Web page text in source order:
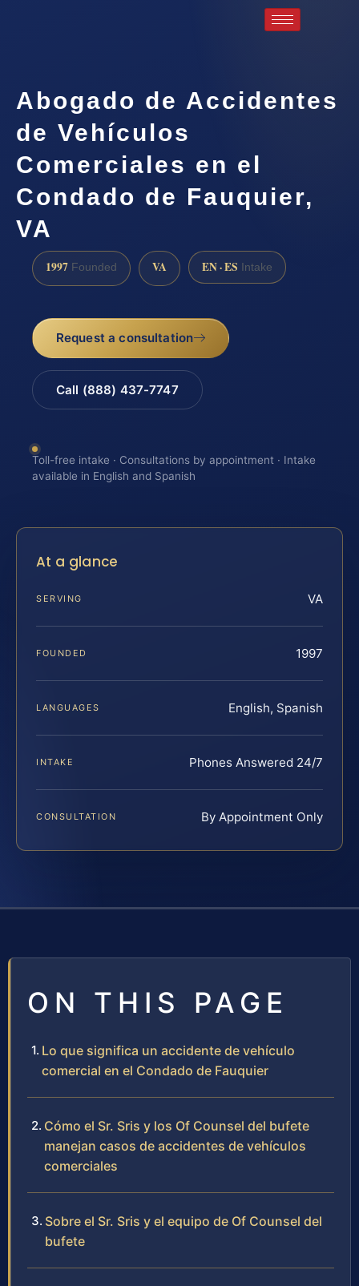
Abogado de Accidentes
de Vehículos
Comerciales en el
Condado de Fauquier,
VA
1997 Founded VA EN · ES Intake
Request a consultation
Call (888) 437-7747
Toll-free intake · Consultations by appointment · Intake
available in English and Spanish
At a glance
SERVING VA
FOUNDED 1997
LANGUAGES English, Spanish
INTAKE Phones Answered 24/7
CONSULTATION By Appointment Only
ON THIS PAGE
Lo que significa un accidente de vehículo
comercial en el Condado de Fauquier
Cómo el Sr. Sris y los Of Counsel del bufete
manejan casos de accidentes de vehículos
comerciales
Sobre el Sr. Sris y el equipo de Of Counsel del
bufete